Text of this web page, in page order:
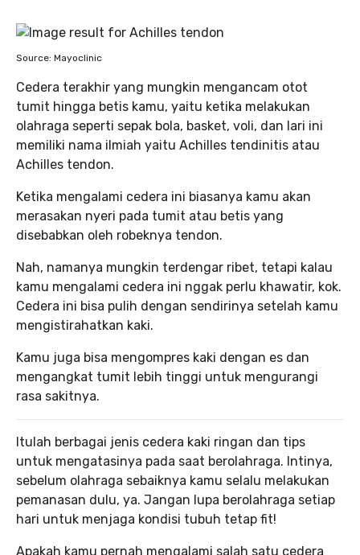
Source: Mayoclinic
Cedera terakhir yang mungkin mengancam otot
tumit hingga betis kamu, yaitu ketika melakukan
olahraga seperti sepak bola, basket, voli, dan lari ini
memiliki nama ilmiah yaitu Achilles tendinitis atau
Achilles tendon.
Ketika mengalami cedera ini biasanya kamu akan
merasakan nyeri pada tumit atau betis yang
disebabkan oleh robeknya tendon.
Nah, namanya mungkin terdengar ribet, tetapi kalau
kamu mengalami cedera ini nggak perlu khawatir, kok.
Cedera ini bisa pulih dengan sendirinya setelah kamu
mengistirahatkan kaki.
Kamu juga bisa mengompres kaki dengan es dan
mengangkat tumit lebih tinggi untuk mengurangi
rasa sakitnya.
Itulah berbagai jenis cedera kaki ringan dan tips
untuk mengatasinya pada saat berolahraga. Intinya,
sebelum olahraga sebaiknya kamu selalu melakukan
pemanasan dulu, ya. Jangan lupa berolahraga setiap
hari untuk menjaga kondisi tubuh tetap fit!
Apakah kamu pernah mengalami salah satu cedera